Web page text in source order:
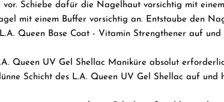
Schiebe dafür die Nagelhaut vorsichtig mit
mit einem Buffer vorsichtig an. Entstaube den
Queen Base Coat - Vitamin Strengthener auf
Queen UV Gel Shellac Maniküre absolut
Schicht des L.A. Queen UV Gel Shellac auf